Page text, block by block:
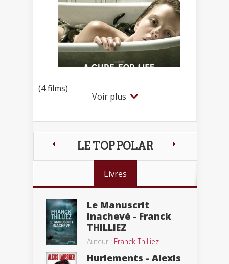
(4 films)
Voir plus
LE TOP POLAR
Livres
Le Manuscrit
inachevé - Franck
THILLIEZ
Auteur : Franck Thilliez
Hurlements - Alexis